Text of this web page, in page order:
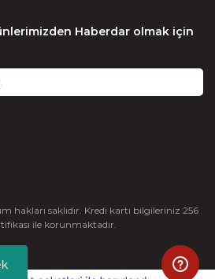
Haberdar olmak için
hakları saklıdır. Kredi kartı bilgileriniz 256
ile korunmaktadır.